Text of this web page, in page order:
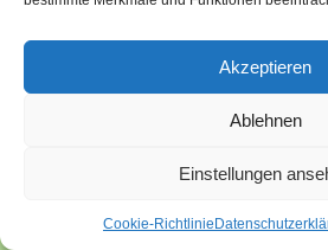
Akzeptieren
Ablehnen
Einstellungen
Cookie-Richtlinie
Insgesamt gibt es viele Faktoren,
Schlafsacks zu beachten sind. Es
Vorfeld gut zu informieren und